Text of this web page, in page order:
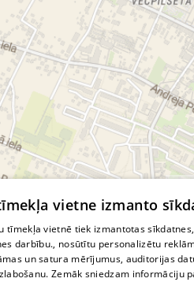
©
vietne izmanto
tīmekļa vietnē tiek izmantotas
darbību., nosūtītu personalizētu
un satura mērījumus, auditorijas
Zemāk sniedzam informāciju